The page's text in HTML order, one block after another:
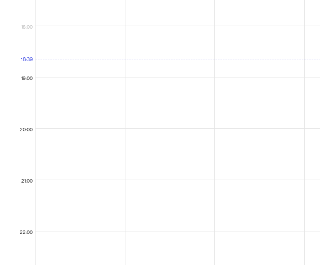
18:00
19:00
20:00
21:00
22:00
18:39